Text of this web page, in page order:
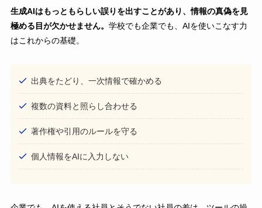
生成AIはもっともらしい誤りを出すことがあり、情報の真偽を見
極める目が欠かせません。 学校でも企業でも、AIを使いこなす力
はこれからの基礎。
出典をたどり、一次情報で確かめる
複数の資料と照らし合わせる
著作権や引用のルールを守る
個人情報をAIに入力しない